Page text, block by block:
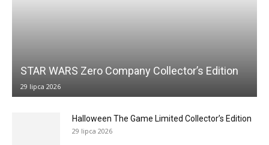
STAR WARS Zero Company Collector’s Edition
29 lipca 2026
Halloween The Game Limited Collector’s Edition
29 lipca 2026